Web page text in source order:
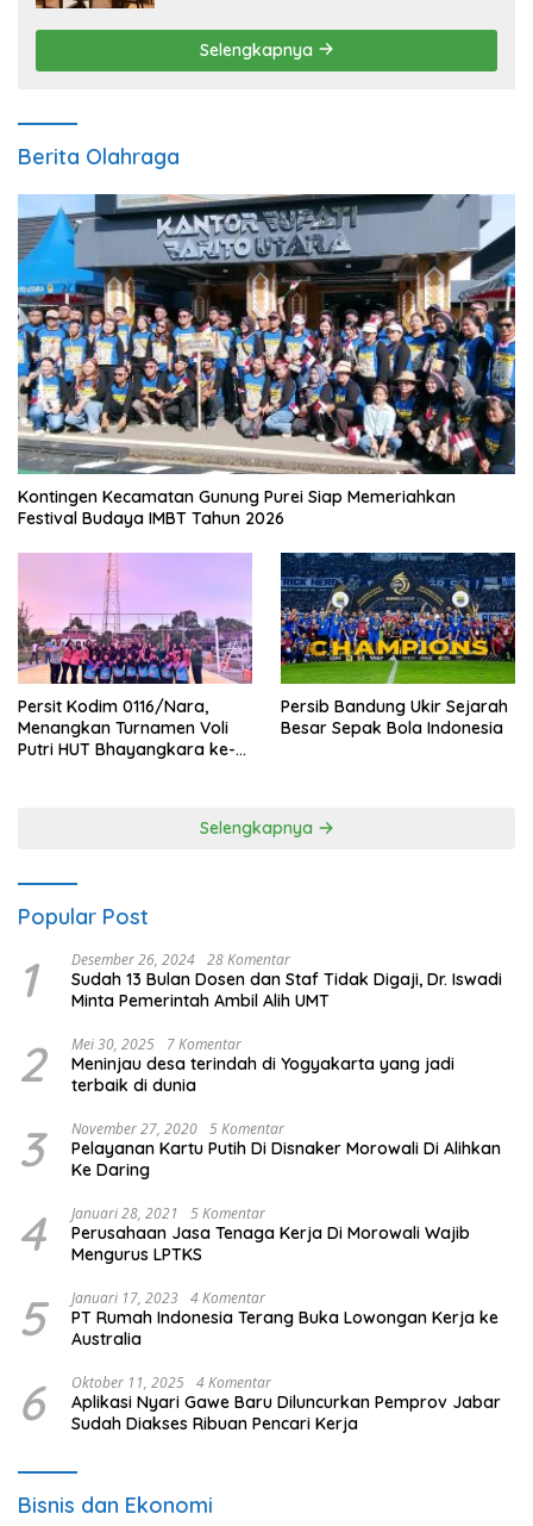
Selengkapnya
Berita Olahraga
Kontingen Kecamatan Gunung Purei Siap Memeriahkan
Festival Budaya IMBT Tahun 2026
Persit Kodim 0116/Nara,
Menangkan Turnamen Voli
Putri HUT Bhayangkara ke-
Persib Bandung Ukir Sejarah
Besar Sepak Bola Indonesia
Selengkapnya
Popular Post
1 Desember 26, 2024 28 Komentar
Sudah 13 Bulan Dosen dan Staf Tidak Digaji, Dr. Iswadi
Minta Pemerintah Ambil Alih UMT
2 Mei 30, 2025 7 Komentar
Meninjau desa terindah di Yogyakarta yang jadi
terbaik di dunia
3 November 27, 2020 5 Komentar
Pelayanan Kartu Putih Di Disnaker Morowali Di Alihkan
Ke Daring
4 Januari 28, 2021 5 Komentar
Perusahaan Jasa Tenaga Kerja Di Morowali Wajib
Mengurus LPTKS
5 Januari 17, 2023 4 Komentar
PT Rumah Indonesia Terang Buka Lowongan Kerja ke
Australia
6 Oktober 11, 2025 4 Komentar
Aplikasi Nyari Gawe Baru Diluncurkan Pemprov Jabar
Sudah Diakses Ribuan Pencari Kerja
Bisnis dan Ekonomi